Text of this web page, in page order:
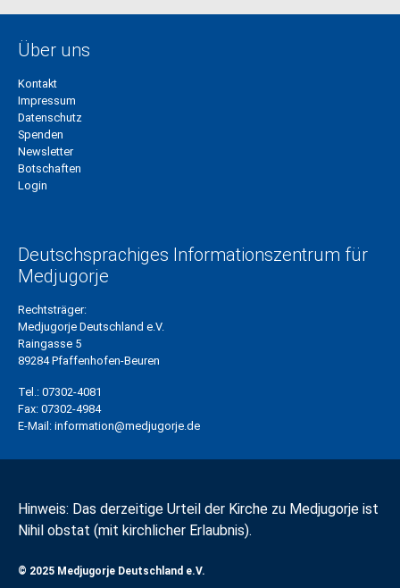
Über uns
Kontakt
Impressum
Datenschutz
Spenden
Newsletter
Botschaften
Login
Deutschsprachiges Informationszentrum für
Medjugorje
Rechtsträger:
Medjugorje Deutschland e.V.
Raingasse 5
89284 Pfaffenhofen-Beuren
Tel.: 07302-4081
Fax: 07302-4984
E-Mail: information@medjugorje.de
Hinweis: Das derzeitige Urteil der Kirche zu Medjugorje ist
Nihil obstat (mit kirchlicher Erlaubnis).
© 2025 Medjugorje Deutschland e.V.